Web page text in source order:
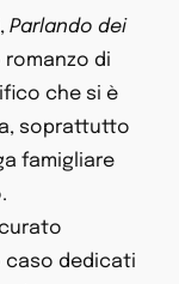
Parlando dei
romanzo di
che si è
soprattutto
famigliare
caso dedicati